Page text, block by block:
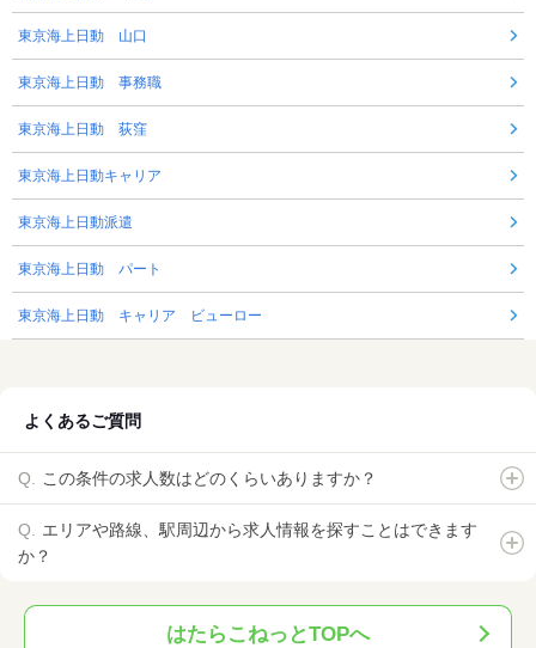
東京海上日動 山口
東京海上日動 事務職
東京海上日動 荻窪
東京海上日動キャリア
東京海上日動派遣
東京海上日動 パート
東京海上日動 キャリア ビューロー
よくあるご質問
この条件の求人数はどのくらいありますか？
エリアや路線、駅周辺から求人情報を探すことはできます
か？
はたらこねっとTOPへ